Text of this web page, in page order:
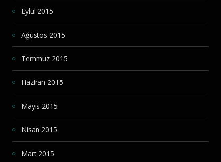
Eylül 2015
Ağustos 2015
Temmuz 2015
Haziran 2015
Mayıs 2015
Nisan 2015
Mart 2015